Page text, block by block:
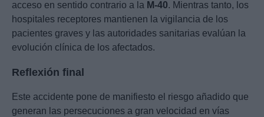
acceso en sentido contrario a la M-40. Mientras tanto, los
hospitales receptores mantienen la vigilancia de los
pacientes graves y las autoridades sanitarias evalúan la
evolución clínica de los afectados.
Reflexión final
Este accidente pone de manifiesto el riesgo añadido que
generan las persecuciones a gran velocidad en vías